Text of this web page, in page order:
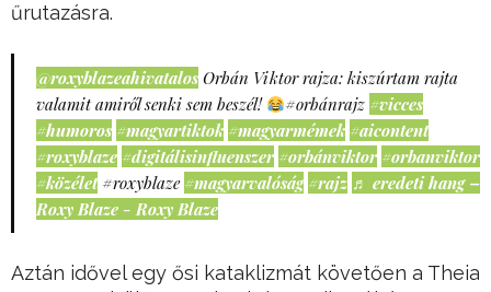
űrutazásra.
@roxyblazeahivatalos Orbán Viktor rajza: kiszúrtam rajta
valamit amiről senki sem beszél!
#orbánrajz #vicces
#humoros #magyartiktok #magyarmémek #aicontent
#roxyblaze #digitálisinfluenszer #orbánviktor #orbanviktor
#közélet #roxyblaze #magyarvalóság #rajz ♬ eredeti hang –
Roxy Blaze - Roxy Blaze
Aztán idővel egy ősi kataklizmát követően a Theia